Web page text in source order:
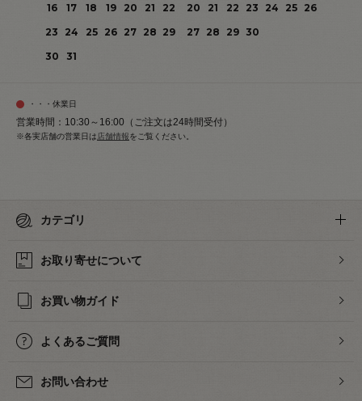
16
17 18 19 20 21
22
23
24 25 26 27 28 29
30
31
20
21 22 23 24 25
26
27 28 29 30
・・・休業日
営業時間：10:30～16:00（ご注文は24時間受付）
※各実店舗の営業日は 店舗情報をご覧ください。
カテゴリ
お取り寄せについて
お買い物ガイド
よくあるご質問
お問い合わせ